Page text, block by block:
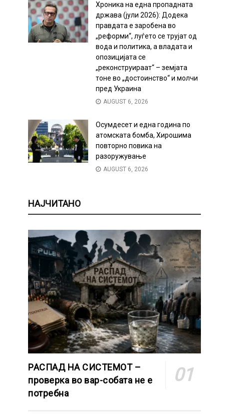
Хроника на една пропадната
држава (јули 2026): Додека
правдата е заробена во
„реформи“, луѓето се трујат од
вода и политика, а владата и
опозицијата се
„реконструираат“ – земјата
тоне во „достоинство“ и молчи
пред Украина
AUGUST 6, 2026
Осумдесет и една година по
атомската бомба, Хирошима
повторно повика на
разоружување
AUGUST 6, 2026
НАЈЧИТАНО
РАСПАД НА СИСТЕМОТ –
проверка во вар-собата не е
потребна